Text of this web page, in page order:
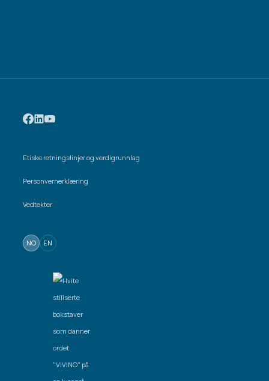
Etiske retningslinjer og verdigrunnlag
Personvernerklæring
Vedtekter
NO EN